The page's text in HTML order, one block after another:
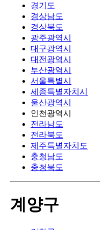
경기도
경상남도
경상북도
광주광역시
대구광역시
대전광역시
부산광역시
서울특별시
세종특별자치시
울산광역시
인천광역시
전라남도
전라북도
제주특별자치도
충청남도
충청북도
계양구